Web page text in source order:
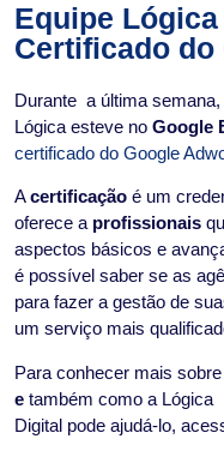
Equipe
Certificado do
Durante a última semana,
Lógica esteve no Google
certificado do Google
Acertificação é um
oferece a profissionais
aspectos básicos e
é possível saber se as
para fazer a gestão de
um serviço mais
Para conhecer mais
e também como a Lógica
Digital pode ajudá-lo,